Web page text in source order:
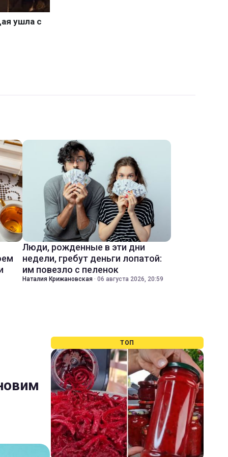
Люди, рожденные в эти дни
недели, гребут деньги лопатой:
им повезло с пеленок
Наталия Крижановская · 06 августа 2026, 20:59
ТОП